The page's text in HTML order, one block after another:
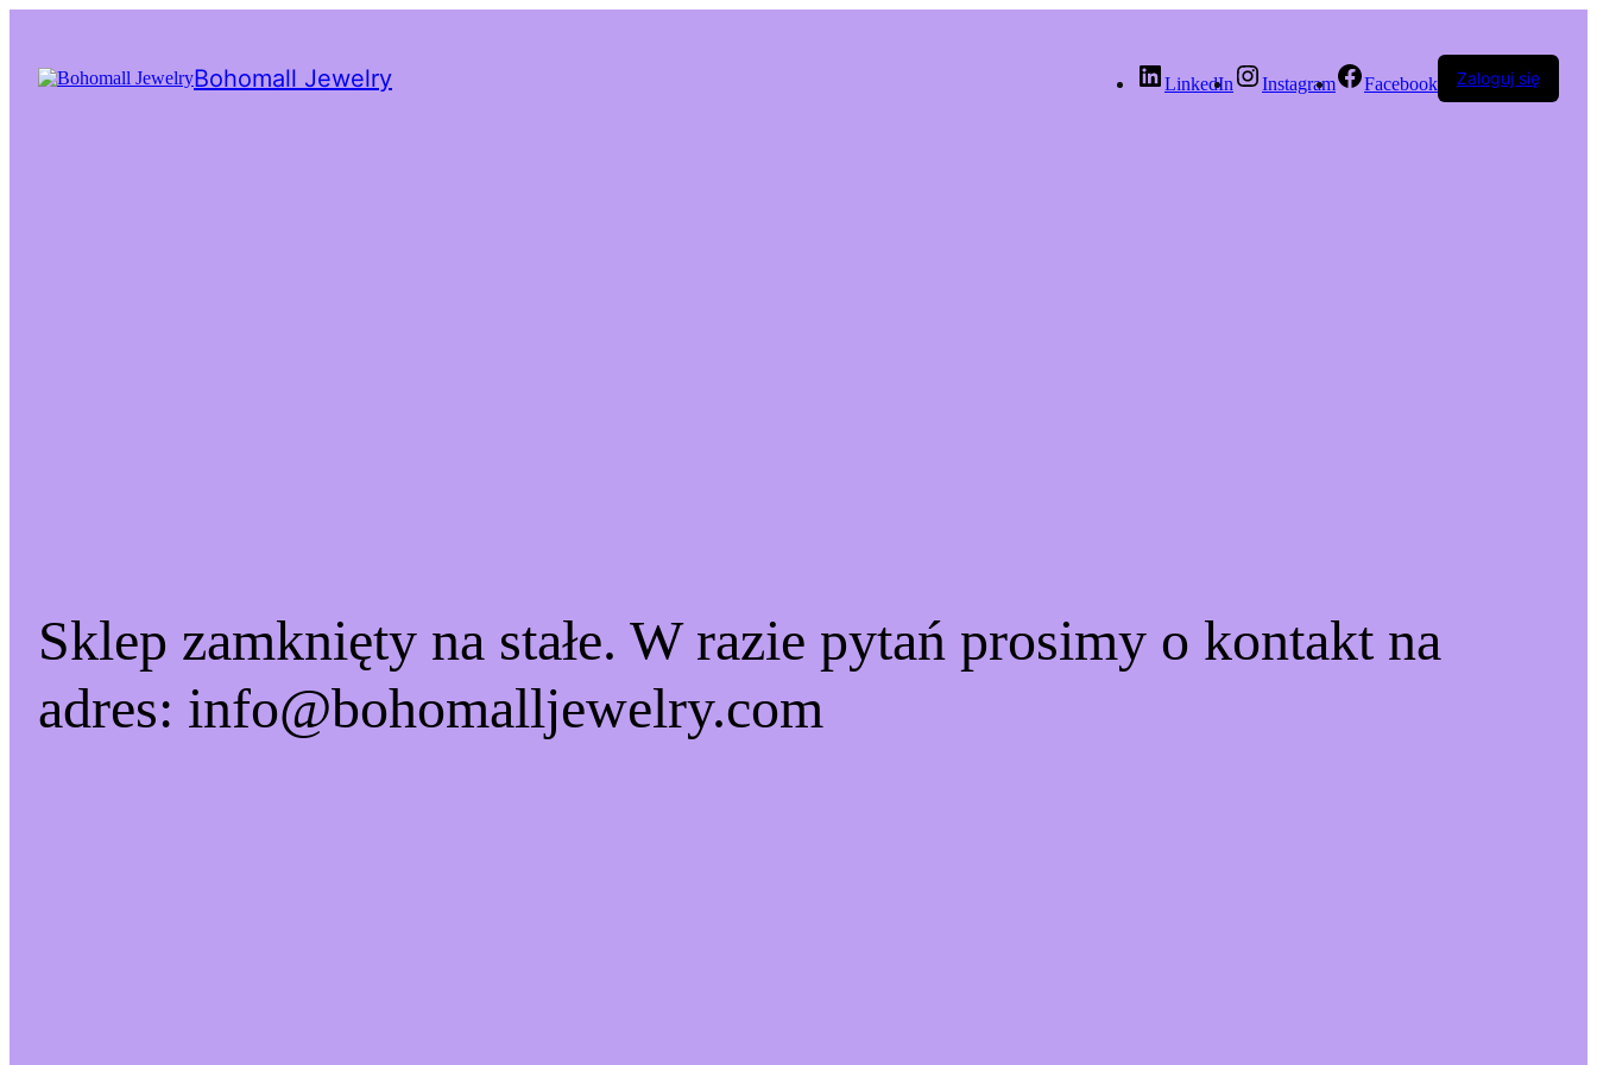
Bohomall Jewelry LinkedIn Instagram Facebook Zaloguj się
Sklep zamknięty na stałe. W razie pytań prosimy o kontakt na
adres: info@bohomalljewelry.com